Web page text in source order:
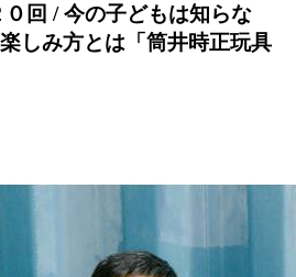
回 / 今の子どもは知らな
しみ方とは「筒井時正玩具